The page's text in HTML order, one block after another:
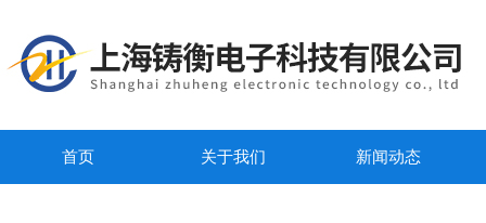
首页 关于我们 新闻动态